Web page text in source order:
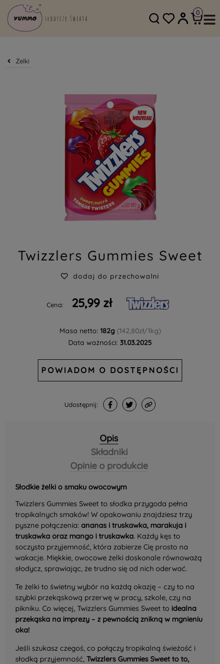
SKLEP@YUMMO.PL
Żelki
Twizzlers Gummies Sweet
dodaj do przechowalni
Cena: 25,99 zł
Masa netto: 182g (142,80zł/1kg)
Data ważności: 31.03.2025
POWIADOM O DOSTĘPNOŚCI
Udostępnij:
Opis
Składniki
Opinie o produkcie
Słodkie żelki o smaku owocowym
Twizzlers Gummies Sweet to słodka przygoda pełna
tropikalnych smaków! W opakowaniu znajdziesz trzy
pyszne połączenia:ananas i truskawka, marakuja i
truskawka oraz mango i truskawka. Każdy kęs to
soczysta przyjemność, która zabierze Cię prosto na
wakacje. Miękkie, owocowe żelki doskonale równoważą
słodycz, sprawiając, że trudno się od nich oderwać.
Te żelki to świetny wybór na każdą okazję – czy to na
szybki przekąskową przerwę w pracy, szkole, czy na
pikniku. Co więcej, Twizzlers Gummies Sweet to idealna
przekąska na imprezy – z pewnością znikną w mgnieniu
oka!
Jeśli szukasz czegoś, co połączy tropikalną świeżość i
słodką przyjemność, Twizzlers Gummies Sweet to to,